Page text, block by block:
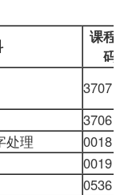
课程
码
3707
3706
处理
0018
0019
0536